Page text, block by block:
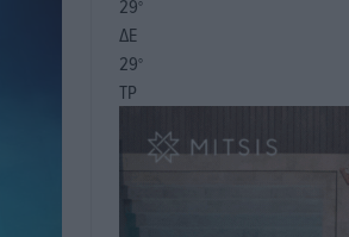
29°
ΔΕ
29°
ΤΡ